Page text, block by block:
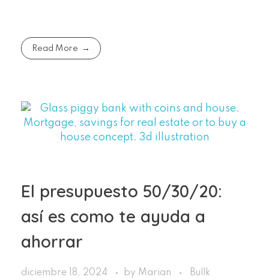
Read More
El presupuesto 50/30/20:
así es como te ayuda a
ahorrar
diciembre 18, 2024 by Marian Bullk